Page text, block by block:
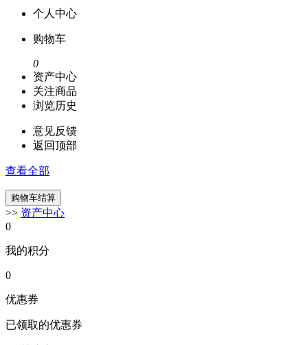
个人中心
购物车
0
资产中心
关注商品
浏览历史
意见反馈
返回顶部
查看全部
>> 资产中心
0
我的积分
0
优惠券
已领取的优惠券